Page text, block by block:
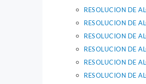
RESOLUCION DE
RESOLUCION DE
RESOLUCION DE
RESOLUCION DE
RESOLUCION DE
RESOLUCION DE